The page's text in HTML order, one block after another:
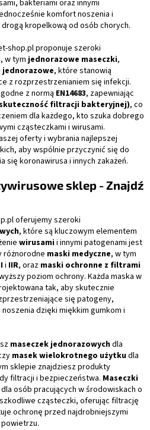
y
bakteriami oraz innymi
komfort noszenia i
kropelkową od osób chorych.
shop.pl proponuje szeroki
, w tymjednorazowe maseczki,
, które stanowią
z rozprzestrzenianiem się infekcji.
z normą EN14683, zapewniając
filtracji bakteryjnej), co
dla każdego, kto szuka dobrego
cząsteczkami i wirusami.
oferty i wybrania najlepszej
aby wspólnie przyczynić się do
się koronawirusa i innych zakażeń.
sklep - Znajdź
oferujemy szeroki
, które są kluczowym elementem
wirusamii innymi patogenami jest
różnorodne maski medyczne, w tym
i IIR, oraz maski ochronne z filtrami
poziom ochrony. Każda maska w
tak, aby skutecznie
się patogeny,
dzięki miękkim gumkom i
maseczek jednorazowychdla
masek wielokrotnego użytkudla
sklepie znajdziesz produkty
filtracji i bezpieczeństwa. Maseczki
osób pracujących w środowiskach o
cząsteczki, oferując filtrację
ochronę przed najdrobniejszymi